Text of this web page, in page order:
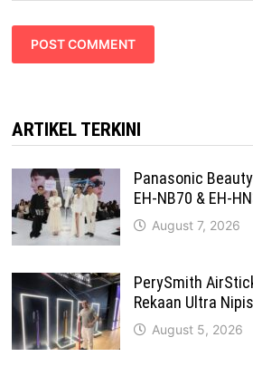
ARTIKEL TERKINI
Panasonic
EH-NB70 & EH-
August 7, 2026
PerySmith
Rekaan Ultra
August 5, 2026